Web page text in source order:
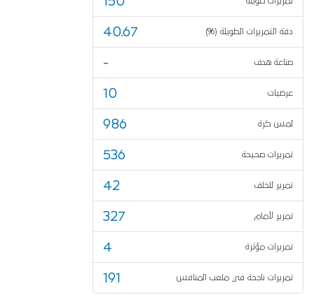
دقة التمريرات الطويلة (%) 40.67
صناعة هدف -
عرضيات 10
لمس كرة 986
تمريرات صحيحة 536
تمرير للخلف 42
تمرير لأمام 327
تمريرات مؤثرة 4
تمريرات ناجحة في ملعب المنافس 191